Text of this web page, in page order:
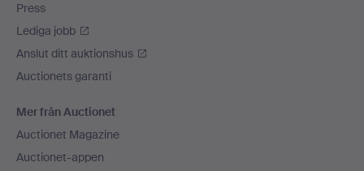
Press
Lediga jobb
Anslut ditt auktionshus
Auctionets garanti
Mer från Auctionet
Auctionet Magazine
Auctionet-appen